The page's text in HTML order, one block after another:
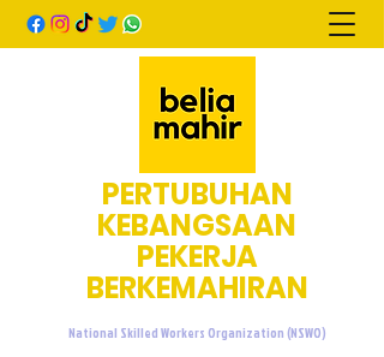
PERTUBUHAN
KEBANGSAAN
PEKERJA
BERKEMAHIRAN
National Skilled Workers Organization (NSWO)